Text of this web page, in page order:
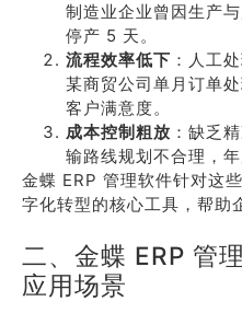
制造业企业曾因生产
停产 5 天。
流程效率低下 ：人工
某商贸公司单月订单
客户满意度。
成本控制粗放 ：缺乏
输路线规划不合理，
金蝶 ERP 管理软件针对这
字化转型的核心工具，帮助
二、金蝶 ERP 管
应用场景